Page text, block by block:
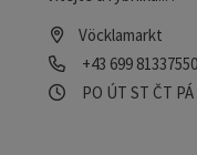
Vöcklamarkt
telefon
+43 699 81337550
Otevírací doba
PO Otevřeno v
ÚT ST ČT PÁ